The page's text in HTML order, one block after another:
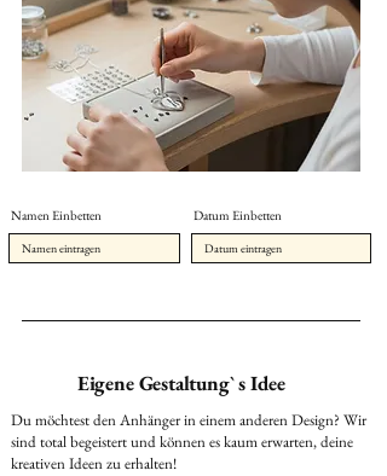
Namen Einbetten Datum Einbetten
Eigene Gestaltung` s Idee
Du möchtest den Anhänger in einem anderen Design? Wir
sind total begeistert und können es kaum erwarten, deine
kreativen Ideen zu erhalten!